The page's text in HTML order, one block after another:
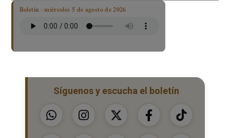
Boletín · miércoles 5 de agosto de 2026
Síguenos y escucha el boletín